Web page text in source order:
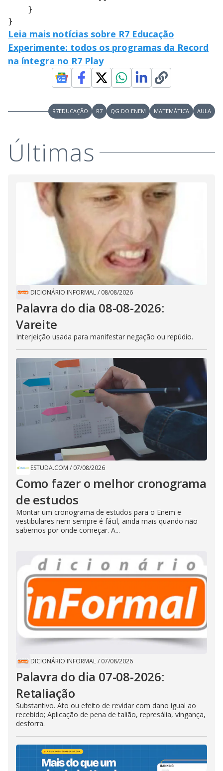
    }
}
Leia mais notícias sobre R7 Educação
Experimente: todos os programas da Record
na íntegra no R7 Play
R7EDUCAÇÃO R7 QG DO ENEM MATEMÁTICA AULA
Últimas
DICIONÁRIO INFORMAL/ 08/08/2026
Palavra do dia 08-08-2026:
Vareite
Interjeição usada para manifestar negação ou repúdio.
ESTUDA.COM / 07/08/2026
Como fazer o melhor cronograma
de estudos
Montar um cronograma de estudos para o Enem e
vestibulares nem sempre é fácil, ainda mais quando não
sabemos por onde começar. A...
DICIONÁRIO INFORMAL/ 07/08/2026
Palavra do dia 07-08-2026:
Retaliação
Substantivo. Ato ou efeito de revidar com dano igual ao
recebido; Aplicação de pena de talião, represália, vingança,
desforra.